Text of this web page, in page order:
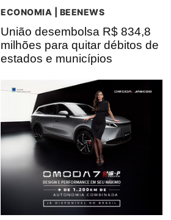
ECONOMIA | BEENEWS
União desembolsa R$ 834,8
milhões para quitar débitos de
estados e municípios